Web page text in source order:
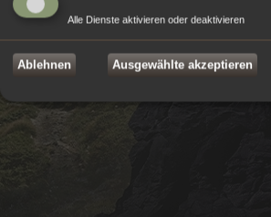
Alle Dienste aktivieren oder deaktivieren
Ablehnen Ausgewählte akzeptieren